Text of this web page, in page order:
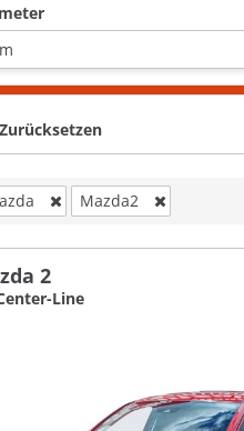
Zurücksetzen
Mazda2
2
Line